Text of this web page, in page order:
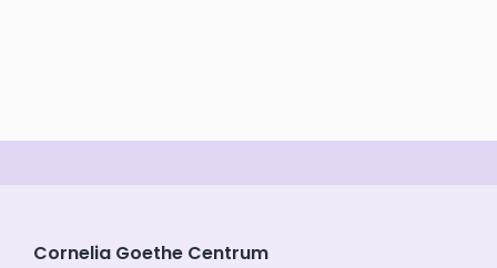
Cornelia Goethe Centrum